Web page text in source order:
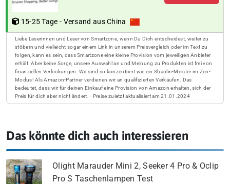
15-25 Tage - Versand aus China
Liebe Leserinnen und Leser von Smartzone, wenn Du Dich entscheidest, weiter zu
stöbern und vielleicht sogar einem Link in unserem Preisvergleich oder im Text zu
folgen, kann es sein, dass Smartzone eine kleine Provision vom jeweiligen Anbieter
erhält. Aber keine Sorge, unsere Auswahl an und Meinung zu Produkten ist frei von
finanziellen Verlockungen. Wir sind so konzentriert wie ein Shaolin-Meister im Zen-
Modus! Als Amazon-Partner verdienen wir an qualifizierten Verkäufen. Das
bedeutet, dass wir für deinen Einkauf eine Provision von Amazon erhalten, sich der
Preis für dich aber nicht ändert. - Preise zuletzt aktualisiert am 21.01.2024
Das könnte dich auch interessieren
Olight Marauder Mini 2, Seeker 4 Pro & Oclip
Pro S Taschenlampen Test